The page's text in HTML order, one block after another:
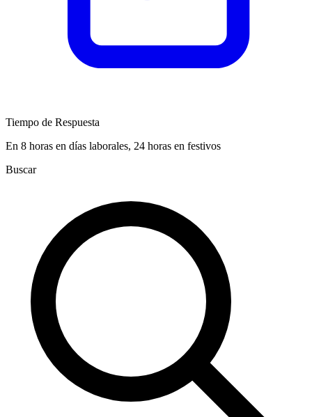
Tiempo de Respuesta
En 8 horas en días laborales, 24 horas en festivos
Buscar